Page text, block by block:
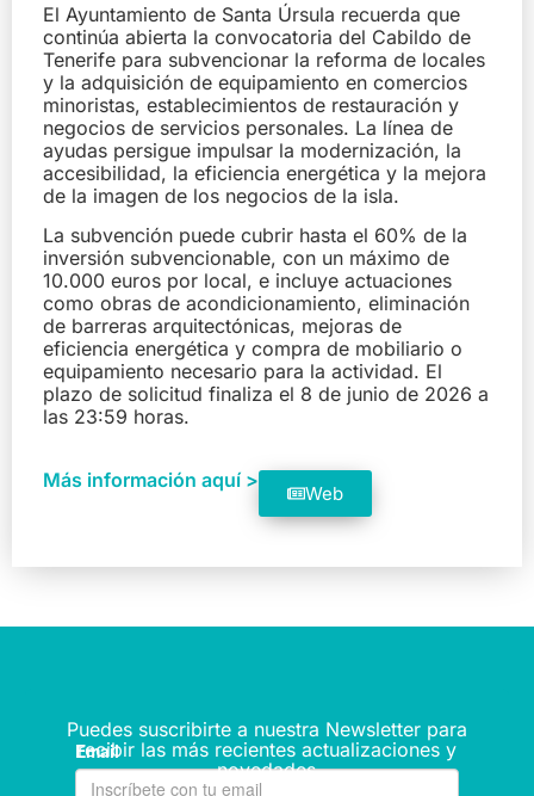
El Ayuntamiento de Santa Úrsula recuerda que
continúa abierta la convocatoria del Cabildo de
Tenerife para subvencionar la reforma de locales
y la adquisición de equipamiento en comercios
minoristas, establecimientos de restauración y
negocios de servicios personales. La línea de
ayudas persigue impulsar la modernización, la
accesibilidad, la eficiencia energética y la mejora
de la imagen de los negocios de la isla.
La subvención puede cubrir hasta el 60% de la
inversión subvencionable, con un máximo de
10.000 euros por local, e incluye actuaciones
como obras de acondicionamiento, eliminación
de barreras arquitectónicas, mejoras de
eficiencia energética y compra de mobiliario o
equipamiento necesario para la actividad. El
plazo de solicitud finaliza el 8 de junio de 2026 a
las 23:59 horas.
Más información aquí >
Web
Puedes suscribirte a nuestra Newsletter para
recibir las más recientes actualizaciones y
novedades